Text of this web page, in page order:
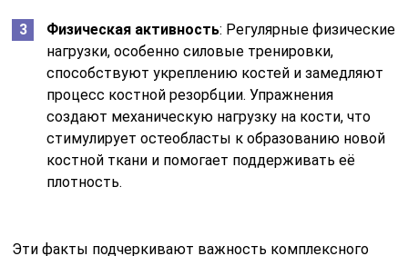
Физическая активность: Регулярные физические
нагрузки, особенно силовые тренировки,
способствуют укреплению костей и замедляют
процесс костной резорбции. Упражнения
создают механическую нагрузку на кости, что
стимулирует остеобласты к образованию новой
костной ткани и помогает поддерживать её
плотность.
Эти факты подчеркивают важность комплексного